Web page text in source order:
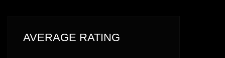
AVERAGE RATING